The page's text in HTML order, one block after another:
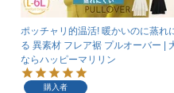
ポッチャリ的温活! 暖かいのに蒸れ
る 異素材 フレア裾 プルオーバー |
ならハッピーマリリン
購入者